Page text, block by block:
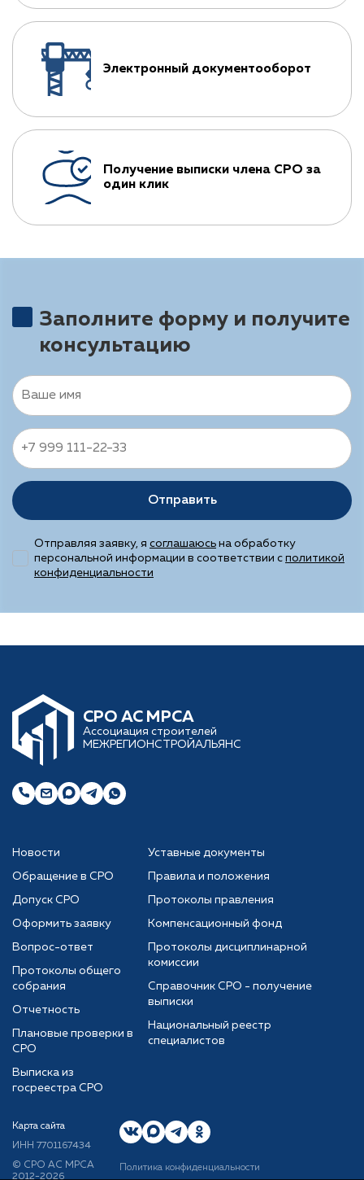
Электронный документооборот
Получение выписки члена СРО за
один клик
Заполните форму и получите
консультацию
Отправить
Отправляя заявку, я соглашаюсь на обработку
персональной информации в соответствии с политикой
конфиденциальности
CРО АС МРСА
Ассоциация строителей
МЕЖРЕГИОНСТРОЙАЛЬЯНС
Новости
Обращение в СРО
Допуск СРО
Оформить заявку
Вопрос-ответ
Уставные документы
Правила и положения
Протоколы правления
Компенсационный фонд
Протоколы дисциплинарной
комиссии
Протоколы общего
собрания
Отчетность
Плановые проверки в
СРО
Выписка из
госреестра СРО
Справочник СРО - получение
выписки
Национальный реестр
специалистов
Карта сайта
ИНН 7701167434
© CРО АС МРСА
2012-2026
Политика конфиденциальности